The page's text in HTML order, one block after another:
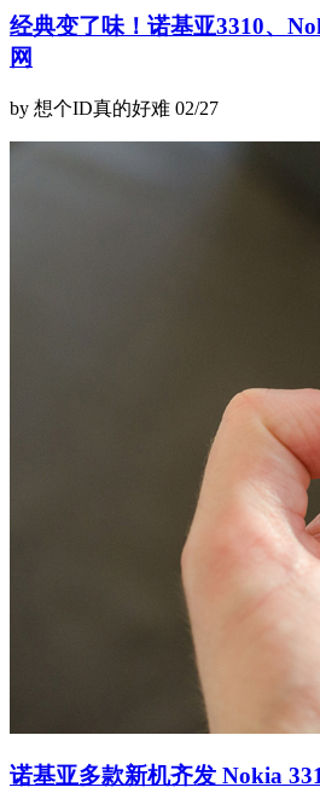
经典变了味！诺基亚3310、
网
by 想个ID真的好难 02/27
诺基亚多款新机齐发 Nokia